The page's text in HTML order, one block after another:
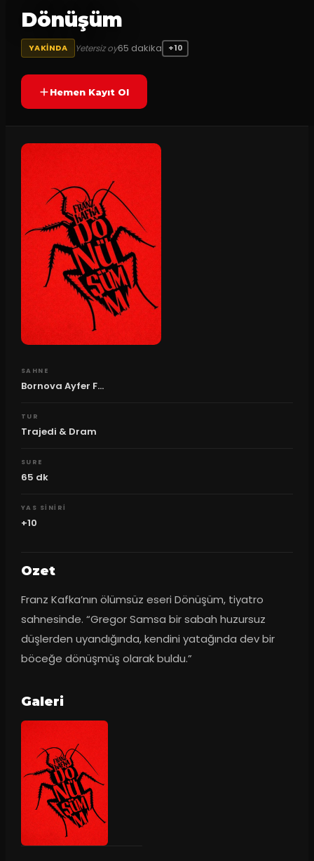
Dönüşüm
YAKINDA Yetersiz oy65 dakika +10
Hemen Kayıt Ol
SAHNE
Bornova Ayfer F...
TUR
Trajedi & Dram
SURE
65 dk
YAS SINIRI
+10
Ozet
Franz Kafka’nın ölümsüz eseri Dönüşüm, tiyatro
sahnesinde. “Gregor Samsa bir sabah huzursuz
düşlerden uyandığında, kendini yatağında dev bir
böceğe dönüşmüş olarak buldu.”
Galeri